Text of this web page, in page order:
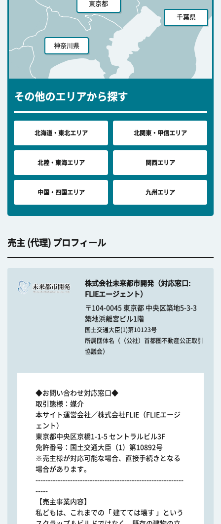
東京都
千葉県
神奈川県
その他のエリアから探す
北海道・東北エリア 北関東・甲信エリア
北陸・東海エリア 関西エリア
中国・四国エリア 九州エリア
売主 (代理) プロフィール
株式会社未来都市開発（対応窓口:
FLIEエージェント）
〒104-0045 東京都 中央区築地5-3-3
築地浜離宮ビル1階
国土交通大臣(1)第10123号
所属団体名（（公社）首都圏不動産公正取引
協議会）
◆お問い合わせ対応窓口◆
取引態様：媒介
本サイト運営会社／株式会社FLIE（FLIEエージ
ェント）
東京都中央区京橋1-1-5 セントラルビル3F
免許番号：国土交通大臣（1）第10892号
※売主様が対応可能な場合、直接手続きとなる
場合があります。
------------------------------------------------------------
-----
【売主事業内容】
私どもは、これまでの「 建てては壊す 」という